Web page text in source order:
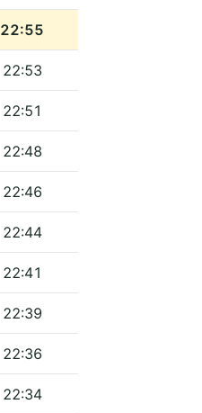
22:55
22:53
22:51
22:48
22:46
22:44
22:41
22:39
22:36
22:34